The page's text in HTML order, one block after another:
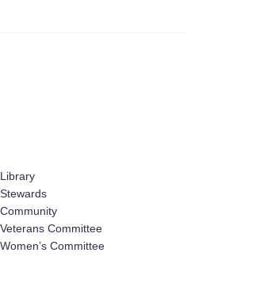
Library
Stewards
Community
Veterans Committee
Women’s Committee